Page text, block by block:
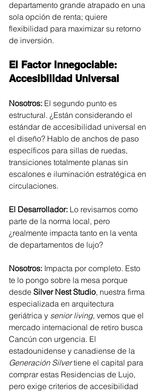
departamento grande atrapado en una
sola opción de renta; quiere
flexibilidad para maximizar su retorno
de inversión.
El Factor Innegociable:
Accesibilidad Universal
Nosotros: El segundo punto es
estructural. ¿Están considerando el
estándar de accesibilidad universal en
el diseño? Hablo de anchos de paso
específicos para sillas de ruedas,
transiciones totalmente planas sin
escalones e iluminación estratégica en
circulaciones.
El Desarrollador: Lo revisamos como
parte de la norma local, pero
¿realmente impacta tanto en la venta
de departamentos de lujo?
Nosotros: Impacta por completo. Esto
te lo pongo sobre la mesa porque
desde Silver Nest Studio, nuestra firma
especializada en arquitectura
geriátrica y senior living, vemos que el
mercado internacional de retiro busca
Cancún con urgencia. El
estadounidense y canadiense de la
Generación Silver tiene el capital para
comprar estas Residencias de Lujo,
pero exige criterios de accesibilidad